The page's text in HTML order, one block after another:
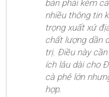
bán phải kèm
nhiều thông tin
trọng xuất xứ
chất lượng dần
trị. Điều này
ích lâu dài cho
cà phê lớn
hợp.